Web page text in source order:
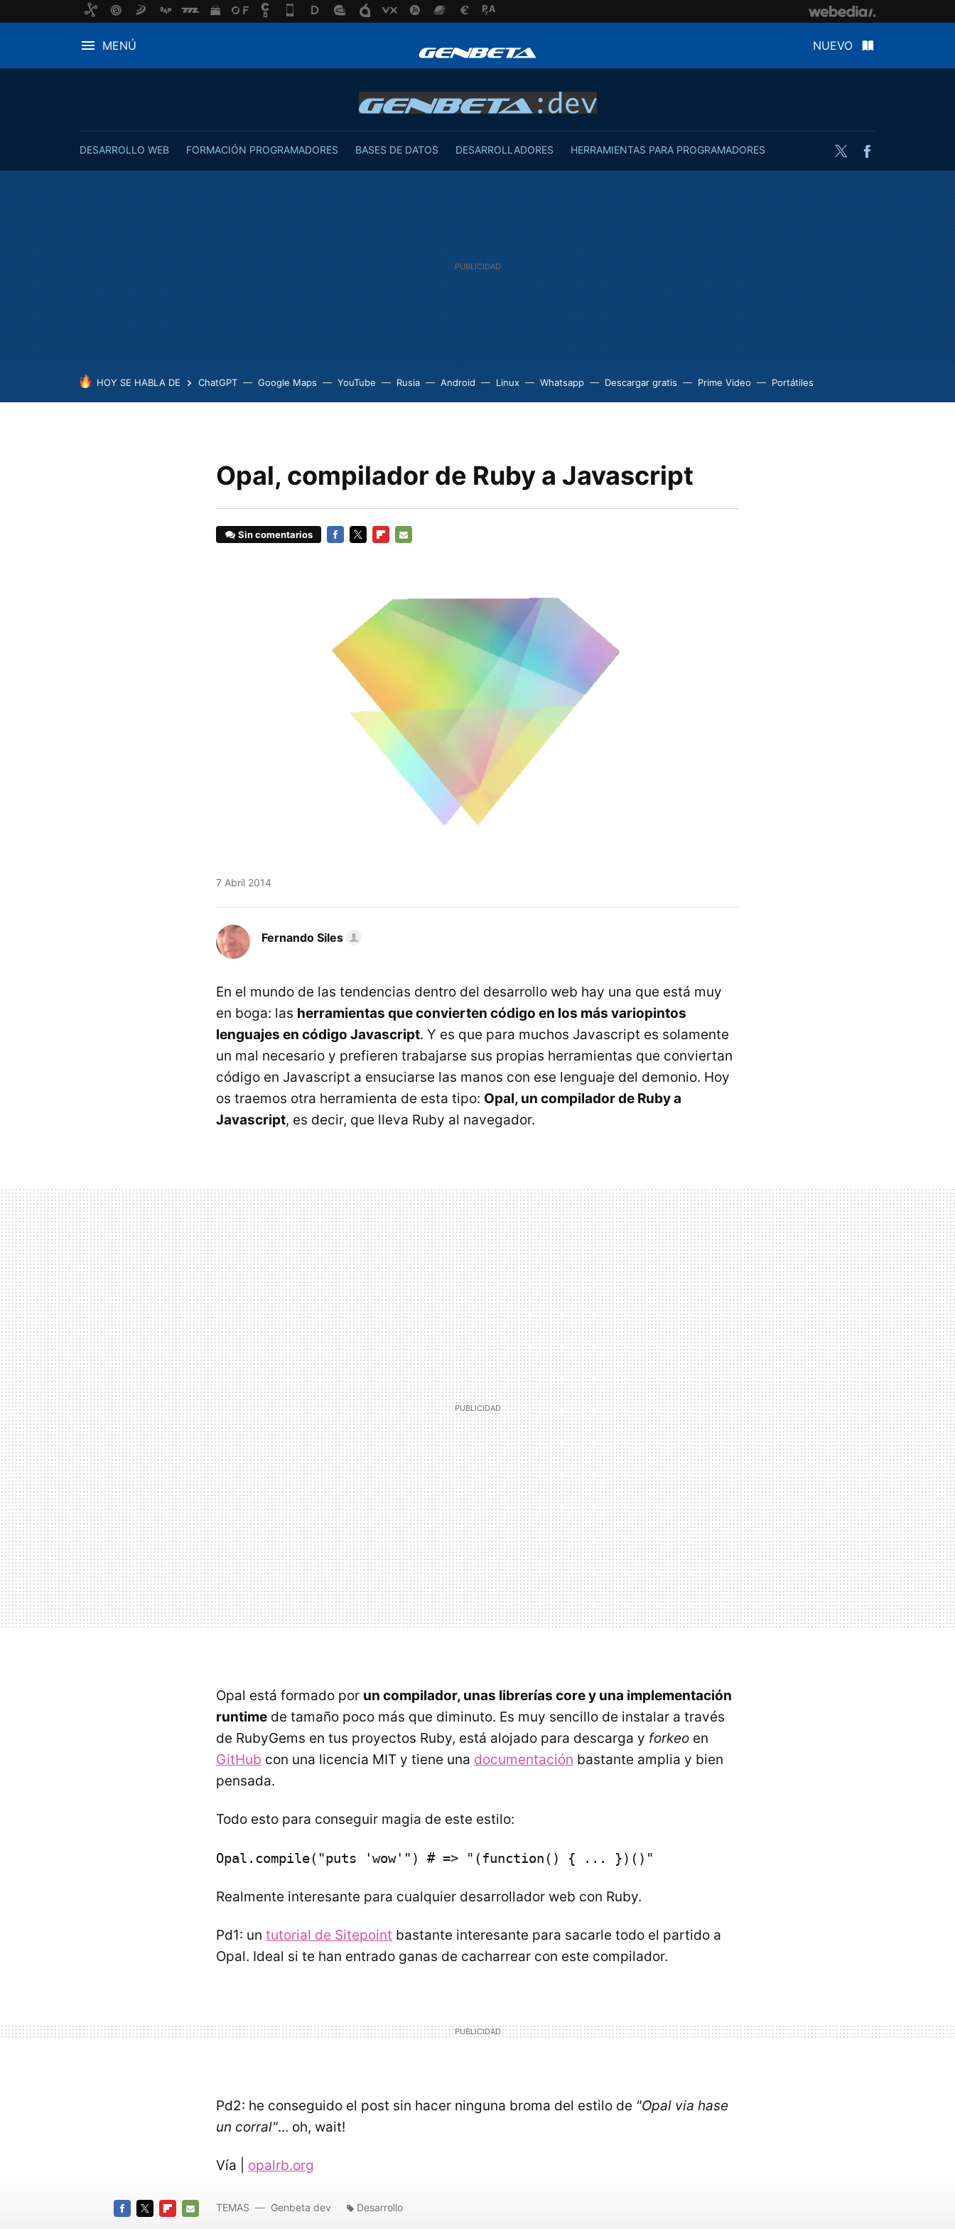
MENÚ NUEVO
DESARROLLO WEB FORMACIÓN PROGRAMADORES BASES DE DATOS DESARROLLADORES HERRAMIENTAS PARA PROGRAMADORES Twitter
HOY SE HABLA DE ChatGPT Google Maps YouTube Rusia Android Linux Whatsapp Descargar gratis Prime Video Portátiles
Opal, compilador de Ruby a Javascript
Sin comentarios
7 Abril 2014
Fernando Siles
En el mundo de las tendencias dentro del desarrollo web hay una que está muy
en boga: las herramientas que convierten código en los más variopintos
lenguajes en código Javascript. Y es que para muchos Javascript es solamente
un mal necesario y prefieren trabajarse sus propias herramientas que conviertan
código en Javascript a ensuciarse las manos con ese lenguaje del demonio. Hoy
os traemos otra herramienta de esta tipo: Opal, un compilador de Ruby a
Javascript, es decir, que lleva Ruby al navegador.
Opal está formado por un compilador, unas librerías core y una implementación
runtime de tamaño poco más que diminuto. Es muy sencillo de instalar a través
de RubyGems en tus proyectos Ruby, está alojado para descarga y forkeo en
GitHub con una licencia MIT y tiene una documentación bastante amplia y bien
pensada.
Todo esto para conseguir magia de este estilo:
Opal.compile("puts 'wow'") # => "(function() { ... })()"
Realmente interesante para cualquier desarrollador web con Ruby.
Pd1: un tutorial de Sitepoint bastante interesante para sacarle todo el partido a
Opal. Ideal si te han entrado ganas de cacharrear con este compilador.
Pd2: he conseguido el post sin hacer ninguna broma del estilo de "Opal via hase
un corral"... oh, wait!
Vía | opalrb.org
TEMAS Genbeta dev Desarrollo